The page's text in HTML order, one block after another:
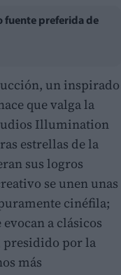
fuente preferida de
un inspirado
que valga la
Illumination
estrellas de la
sus logros
se unen unas
cinéfila;
a clásicos
por la
más